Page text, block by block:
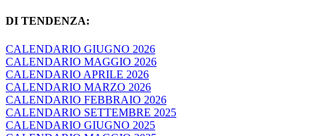
DI TENDENZA:
CALENDARIO GIUGNO 2026
CALENDARIO MAGGIO 2026
CALENDARIO APRILE 2026
CALENDARIO MARZO 2026
CALENDARIO FEBBRAIO 2026
CALENDARIO SETTEMBRE 2025
CALENDARIO GIUGNO 2025